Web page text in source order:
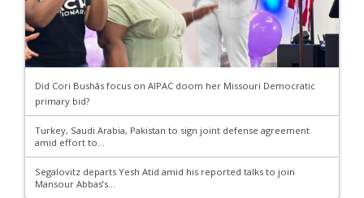
Did Cori Bushâs focus on AIPAC doom her Missouri Democratic
primary bid?
Turkey, Saudi Arabia, Pakistan to sign joint defense agreement
amid effort to...
Segalovitz departs Yesh Atid amid his reported talks to join
Mansour Abbas’s...